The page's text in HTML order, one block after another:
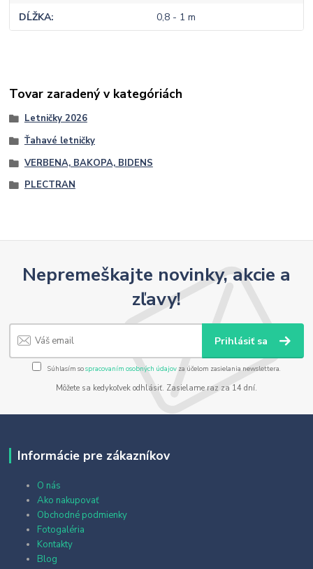
DĹŽKA 0,8 - 1 m
Tovar zaradený v kategóriách
Letničky 2026
Ťahavé letničky
VERBENA, BAKOPA, BIDENS
PLECTRAN
Nepremeškajte novinky, akcie a
zľavy!
Prihlásiť sa
Súhlasím sospracovaním osobných údajov za účelom zasielania newslettera.
Môžete sa kedykoľvek odhlásiť. Zasielame raz za 14 dní.
Informácie pre zákazníkov
O nás
Ako nakupovať
Obchodné podmienky
Fotogaléria
Kontakty
Blog